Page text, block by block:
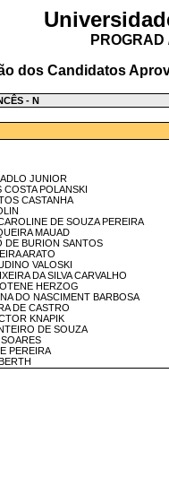
dos Candidatos
- N
JUNIOR
POLANSKI
CASTANHA
DE SOUZA PEREIRA
MAUAD
BURION SANTOS
ARATO
VALOSKI
DA SILVA CARVALHO
HERZOG
DO NASCIMENT BARBOSA
DE CASTRO
KNAPIK
DE SOUZA
PEREIRA